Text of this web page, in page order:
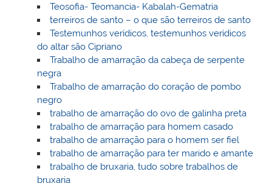
Teosofia- Teomancia- Kabalah-Gematria
terreiros de santo – o que são terreiros de santo
Testemunhos verídicos, testemunhos verídicos
do altar são Cipriano
Trabalho de amarração da cabeça de serpente
negra
Trabalho de amarração do coração de pombo
negro
trabalho de amarração do ovo de galinha preta
trabalho de amarração para homem casado
trabalho de amarração para o homem ser fiel
trabalho de amarração para ter marido e amante
trabalho de bruxaria, tudo sobre trabalhos de
bruxaria